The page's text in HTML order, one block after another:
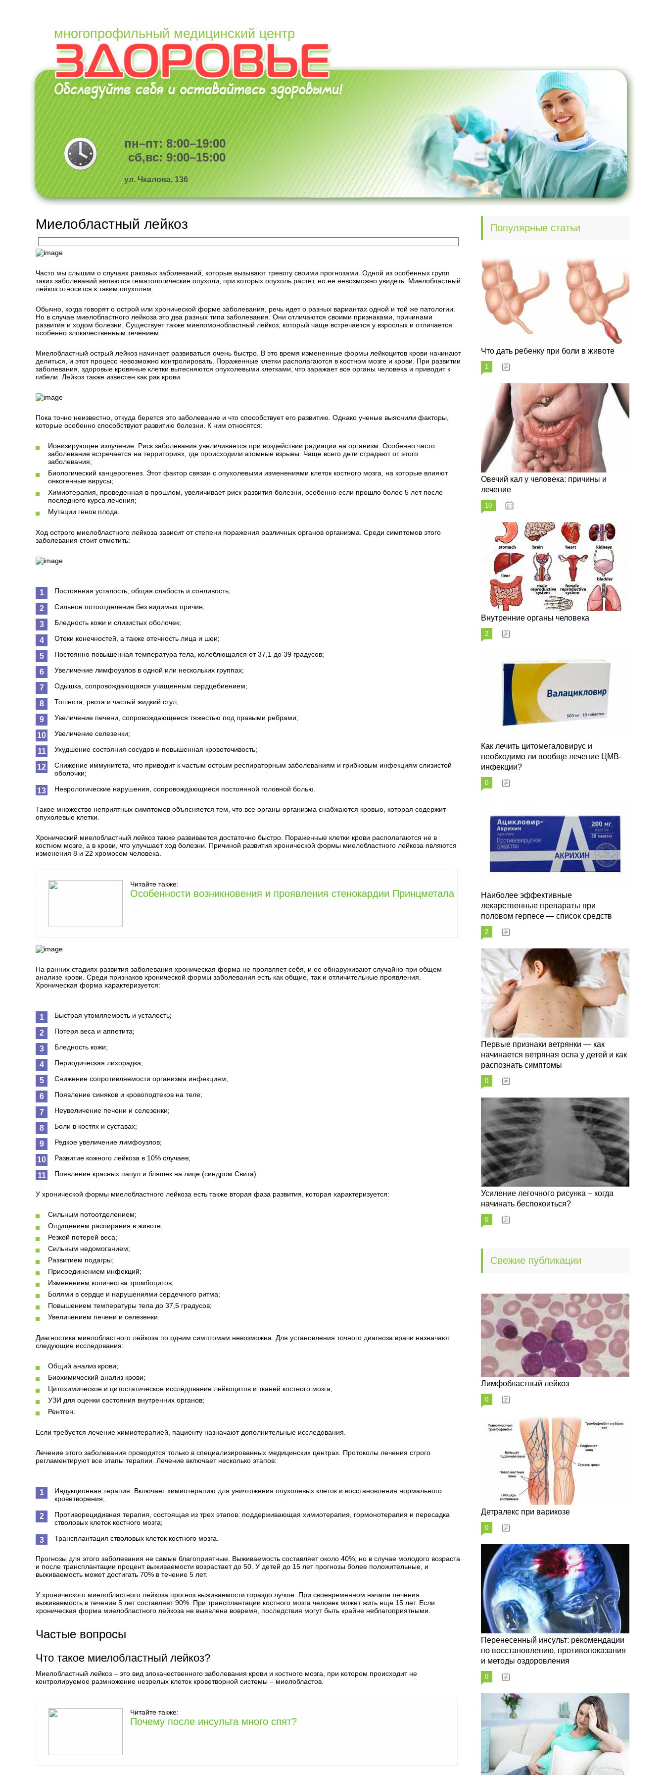
многопрофильный медицинский центр
пн–пт: 8:00–19:00
сб,вс: 9:00–15:00
ул. Чкалова, 136
Миелобластный лейкоз
Часто мы слышим о случаях раковых заболеваний, которые вызывают тревогу своими прогнозами. Одной из особенных групп
таких заболеваний являются гематологические опухоли, при которых опухоль растет, но ее невозможно увидеть. Миелобластный
лейкоз относится к таким опухолям.
Обычно, когда говорят о острой или хронической форме заболевания, речь идет о разных вариантах одной и той же патологии.
Но в случае миелобластного лейкоза это два разных типа заболевания. Они отличаются своими признаками, причинами
развития и ходом болезни. Существует также миеломонобластный лейкоз, который чаще встречается у взрослых и отличается
особенно злокачественным течением.
Миелобластный острый лейкоз начинает развиваться очень быстро. В это время измененные формы лейкоцитов крови начинают
делиться, и этот процесс невозможно контролировать. Пораженные клетки располагаются в костном мозге и крови. При развитии
заболевания, здоровые кровяные клетки вытесняются опухолевыми клетками, что заражает все органы человека и приводит к
гибели. Лейкоз также известен как рак крови.
Пока точно неизвестно, откуда берется это заболевание и что способствует его развитию. Однако ученые выяснили факторы,
которые особенно способствуют развитию болезни. К ним относятся:
Ионизирующее излучение. Риск заболевания увеличивается при воздействии радиации на организм. Особенно часто
заболевание встречается на территориях, где происходили атомные взрывы. Чаще всего дети страдают от этого
заболевания;
Биологический канцерогенез. Этот фактор связан с опухолевыми изменениями клеток костного мозга, на которые влияют
онкогенные вирусы;
Химиотерапия, проведенная в прошлом, увеличивает риск развития болезни, особенно если прошло более 5 лет после
последнего курса лечения;
Мутации генов плода.
Ход острого миелобластного лейкоза зависит от степени поражения различных органов организма. Среди симптомов этого
заболевания стоит отметить:
Постоянная усталость, общая слабость и сонливость;
Сильное потоотделение без видимых причин;
Бледность кожи и слизистых оболочек;
Отеки конечностей, а также отечность лица и шеи;
Постоянно повышенная температура тела, колеблющаяся от 37,1 до 39 градусов;
Увеличение лимфоузлов в одной или нескольких группах;
Одышка, сопровождающаяся учащенным сердцебиением;
Тошнота, рвота и частый жидкий стул;
Увеличение печени, сопровождающееся тяжестью под правыми ребрами;
Увеличение селезенки;
Ухудшение состояния сосудов и повышенная кровоточивость;
Снижение иммунитета, что приводит к частым острым респираторным заболеваниям и грибковым инфекциям слизистой
оболочки;
Неврологические нарушения, сопровождающиеся постоянной головной болью.
Такое множество неприятных симптомов объясняется тем, что все органы организма снабжаются кровью, которая содержит
опухолевые клетки.
Хронический миелобластный лейкоз также развивается достаточно быстро. Пораженные клетки крови располагаются не в
костном мозге, а в крови, что улучшает ход болезни. Причиной развития хронической формы миелобластного лейкоза являются
изменения 8 и 22 хромосом человека.
Читайте также:
Особенности возникновения и проявления стенокардии Принцметала
На ранних стадиях развития заболевания хроническая форма не проявляет себя, и ее обнаруживают случайно при общем
анализе крови. Среди признаков хронической формы заболевания есть как общие, так и отличительные проявления.
Хроническая форма характеризуется:
Быстрая утомляемость и усталость;
Потеря веса и аппетита;
Бледность кожи;
Периодическая лихорадка;
Снижение сопротивляемости организма инфекциям;
Появление синяков и кровоподтеков на теле;
Неувеличение печени и селезенки;
Боли в костях и суставах;
Редкое увеличение лимфоузлов;
Развитие кожного лейкоза в 10% случаев;
Появление красных папул и бляшек на лице (синдром Свита).
У хронической формы миелобластного лейкоза есть также вторая фаза развития, которая характеризуется:
Сильным потоотделением;
Ощущением распирания в животе;
Резкой потерей веса;
Сильным недомоганием;
Развитием подагры;
Присоединением инфекций;
Изменением количества тромбоцитов;
Болями в сердце и нарушениями сердечного ритма;
Повышением температуры тела до 37,5 градусов;
Увеличением печени и селезенки.
Диагностика миелобластного лейкоза по одним симптомам невозможна. Для установления точного диагноза врачи назначают
следующие исследования:
Общий анализ крови;
Биохимический анализ крови;
Цитохимическое и цитостатическое исследование лейкоцитов и тканей костного мозга;
УЗИ для оценки состояния внутренних органов;
Рентген.
Если требуется лечение химиотерапией, пациенту назначают дополнительные исследования.
Лечение этого заболевания проводится только в специализированных медицинских центрах. Протоколы лечения строго
регламентируют все этапы терапии. Лечение включает несколько этапов:
Индукционная терапия. Включает химиотерапию для уничтожения опухолевых клеток и восстановления нормального
кроветворения;
Противорецидивная терапия, состоящая из трех этапов: поддерживающая химиотерапия, гормонотерапия и пересадка
стволовых клеток костного мозга;
Трансплантация стволовых клеток костного мозга.
Прогнозы для этого заболевания не самые благоприятные. Выживаемость составляет около 40%, но в случае молодого возраста
и после трансплантации процент выживаемости возрастает до 50. У детей до 15 лет прогнозы более положительные, и
выживаемость может достигать 70% в течение 5 лет.
У хронического миелобластного лейкоза прогноз выживаемости гораздо лучше. При своевременном начале лечения
выживаемость в течение 5 лет составляет 90%. При трансплантации костного мозга человек может жить еще 15 лет. Если
хроническая форма миелобластного лейкоза не выявлена вовремя, последствия могут быть крайне неблагоприятными.
Частые вопросы
Что такое миелобластный лейкоз?
Миелобластный лейкоз – это вид злокачественного заболевания крови и костного мозга, при котором происходит не
контролируемое размножение незрелых клеток кроветворной системы – миелобластов.
Читайте также:
Почему после инсульта много спят?
Популярные статьи
Что дать ребенку при боли в животе
1
Овечий кал у человека: причины и
лечение
10
Внутренние органы человека
2
Как лечить цитомегаловирус и
необходимо ли вообще лечение ЦМВ-
инфекции?
0
Наиболее эффективные
лекарственные препараты при
половом герпесе — список средств
2
Первые признаки ветрянки — как
начинается ветряная оспа у детей и как
распознать симптомы
0
Усиление легочного рисунка – когда
начинать беспокоиться?
0
Свежие публикации
Лимфобластный лейкоз
0
Детралекс при варикозе
0
Перенесенный инсульт: рекомендации
по восстановлению, противопоказания
и методы оздоровления
0